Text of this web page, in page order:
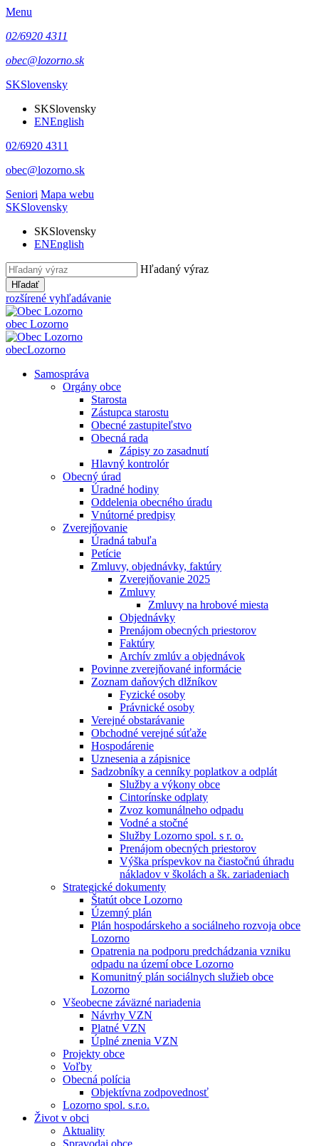
Menu
02/6920 4311
obec@lozorno.sk
SKSlovensky
SKSlovensky
ENEnglish
02/6920 4311
obec@lozorno.sk
Seniori Mapa webu
SKSlovensky
SKSlovensky
ENEnglish
Hľadaný výraz
Hľadať
rozšírené vyhľadávanie
obec Lozorno
obecLozorno
Samospráva
Orgány obce
Starosta
Zástupca starostu
Obecné zastupiteľstvo
Obecná rada
Zápisy zo zasadnutí
Hlavný kontrolór
Obecný úrad
Úradné hodiny
Oddelenia obecného úradu
Vnútorné predpisy
Zverejňovanie
Úradná tabuľa
Petície
Zmluvy, objednávky, faktúry
Zverejňovanie 2025
Zmluvy
Zmluvy na hrobové miesta
Objednávky
Prenájom obecných priestorov
Faktúry
Archív zmlúv a objednávok
Povinne zverejňované informácie
Zoznam daňových dlžníkov
Fyzické osoby
Právnické osoby
Verejné obstarávanie
Obchodné verejné súťaže
Hospodárenie
Uznesenia a zápisnice
Sadzobníky a cenníky poplatkov a odplát
Služby a výkony obce
Cintorínske odplaty
Zvoz komunálneho odpadu
Vodné a stočné
Služby Lozorno spol. s r. o.
Prenájom obecných priestorov
Výška príspevkov na čiastočnú úhradu
nákladov v školách a šk. zariadeniach
Strategické dokumenty
Štatút obce Lozorno
Územný plán
Plán hospodárskeho a sociálneho rozvoja obce
Lozorno
Opatrenia na podporu predchádzania vzniku
odpadu na území obce Lozorno
Komunitný plán sociálnych služieb obce
Lozorno
Všeobecne záväzné nariadenia
Návrhy VZN
Platné VZN
Úplné znenia VZN
Projekty obce
Voľby
Obecná polícia
Objektívna zodpovednosť
Lozorno spol. s.r.o.
Život v obci
Aktuality
Spravodaj obce